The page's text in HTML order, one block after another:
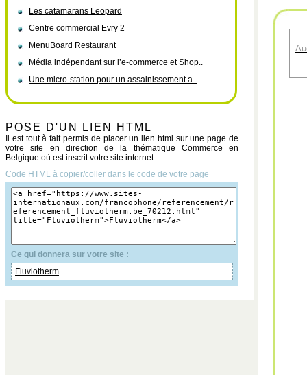
Les catamarans Leopard
Centre commercial Evry 2
MenuBoard Restaurant
Média indépendant sur l’e-commerce et Shop..
Une micro-station pour un assainissement a..
POSE D'UN LIEN HTML
Il est tout à fait permis de placer un lien html sur une page de
votre site en direction de la thématique Commerce en
Belgique où est inscrit votre site internet
Code HTML à copier/coller dans le code de votre page
Ce qui donnera sur votre site :
Fluviotherm